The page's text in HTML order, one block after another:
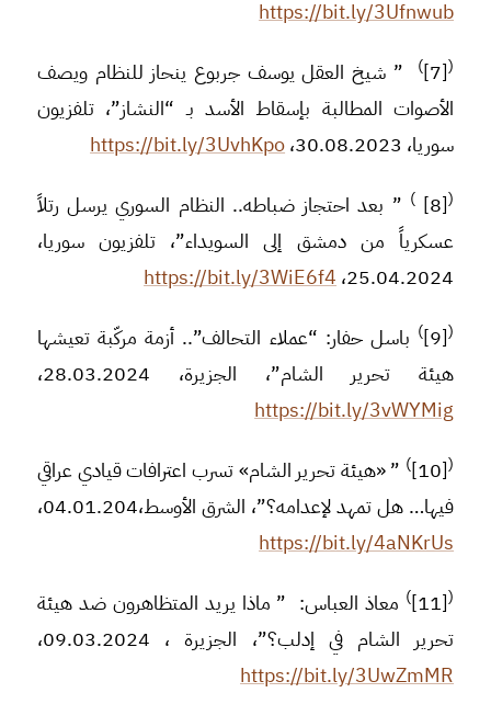
https://bit.ly/3Ufnwub
(
[7]
)
” شيخ العقل يوسف جربوع ينحاز للنظام ويصف
الأصوات المطالبة بإسقاط الأسد بـ “النشاز”، تلفزيون
سوريا، 30.08.2023،
https://bit.ly/3UvhKpo
(
[8]
) ” بعد احتجاز ضباطه.. النظام السوري يرسل رتلاً
عسكرياً من دمشق إلى السويداء”، تلفزيون سوريا،
25.04.2024، https://bit.ly/3WiE6f4
(
[9]
) باسل حفار: “عملاء التحالف”.. أزمة مركّبة تعيشها
هيئة تحرير الشام”، الجزيرة، 28.03.2024،
https://bit.ly/3vWYMig
(
[10]
) ” «هيئة تحرير الشام» تسرب اعترافات قيادي عراقي
فيها… هل تمهد لإعدامه؟”، الشرق الأوسط،04.01.204،
https://bit.ly/4aNKrUs
(
[11]
) معاذ العباس: ” ماذا يريد المتظاهرون ضد هيئة
تحرير الشام في إدلب؟”، الجزيرة ، 09.03.2024،
https://bit.ly/3UwZmMR